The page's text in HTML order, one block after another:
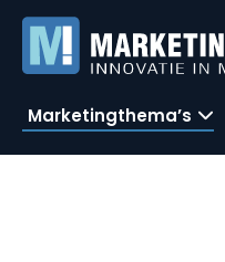
Marketingthema’s